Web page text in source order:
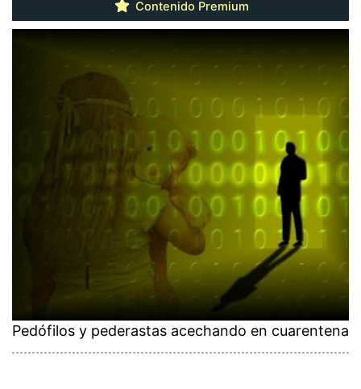
Contenido Premium
Pedófilos y pederastas acechando en cuarentena